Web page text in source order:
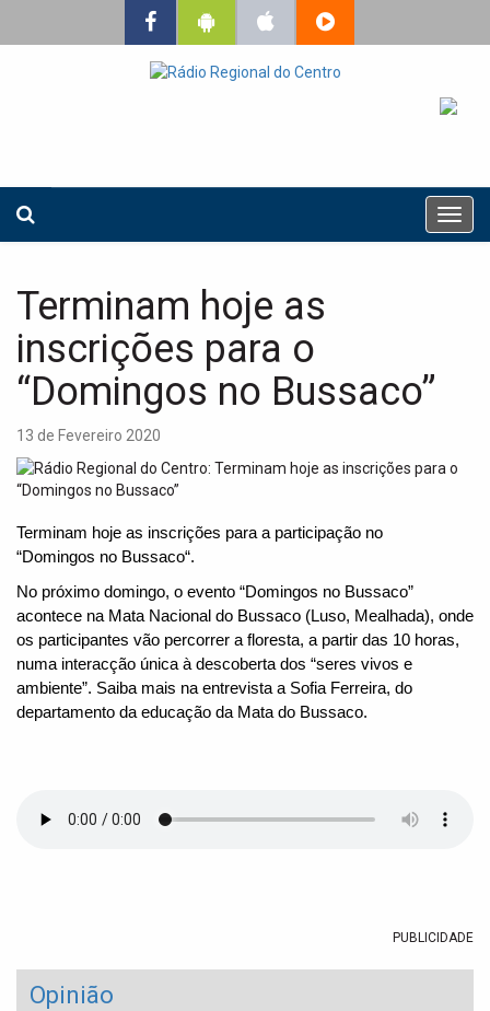
T
o
a
Terminam hoje as
inscrições para o
“Domingos no Bussaco”
13 de Fevereiro 2020
Terminam hoje as inscrições para a participação no
“Domingos no Bussaco“.
No próximo domingo, o evento “Domingos no Bussaco”
acontece na Mata Nacional do Bussaco (Luso, Mealhada), onde
os participantes vão percorrer a floresta, a partir das 10 horas,
numa interacção única à descoberta dos “seres vivos e
ambiente”. Saiba mais na entrevista a Sofia Ferreira, do
departamento da educação da Mata do Bussaco.
PUBLICIDADE
Opinião